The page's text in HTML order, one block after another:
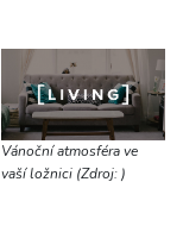
Vánoční atmosféra ve
vaší ložnici (Zdroj: )